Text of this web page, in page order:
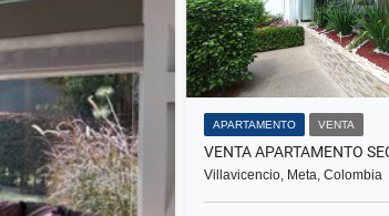
APARTAMENTO VENTA
Villavicencio, Meta, Colombia